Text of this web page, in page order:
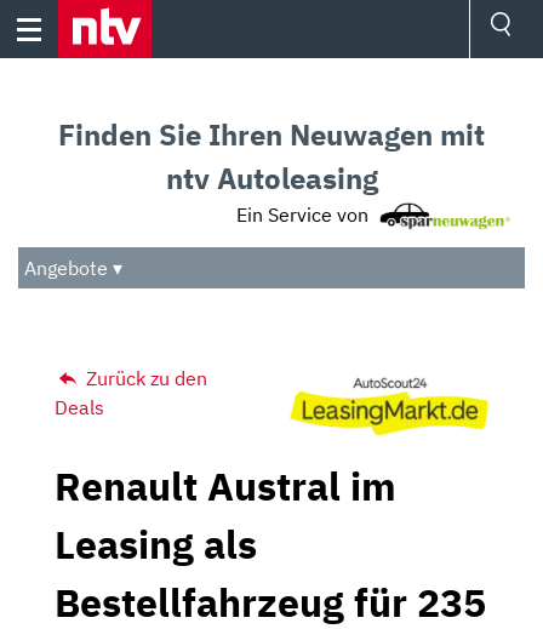
Skip
Audio
Das Beste
Finden Sie Ihren Neuwagen mit
ntv Autoleasing
Ein Service von
Angebote ▾
Zurück zu den
Deals
Renault Austral im
Leasing als
Bestellfahrzeug für 235